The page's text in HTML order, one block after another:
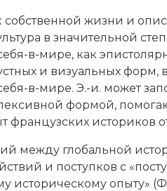
жизни и
в значительной
в-мире, как
и визуальных
в-мире. Э.-и. может
формой,
французских историков
между глобальной
и поступков с
историческому опыту»